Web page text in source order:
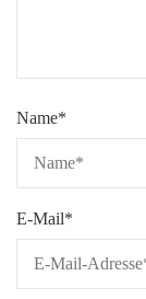
Name*
E-Mail*